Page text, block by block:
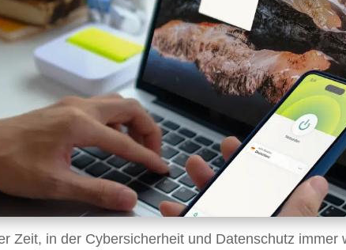
Zeit, in der Cybersicherheit und Datenschutz